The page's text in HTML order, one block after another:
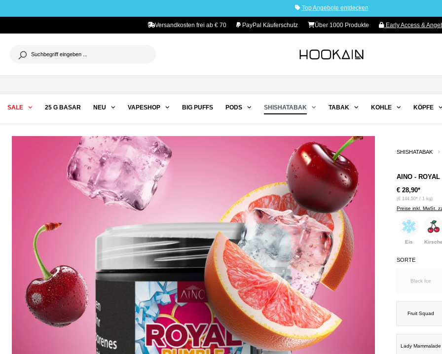
Top Angebote entdecken
Versandkosten frei ab € 70 PayPal Käuferschutz Über 1000 Produkte Early Access &
SALE 25 G BASAR NEU VAPESHOP BIG PUFFS PODS SHISHATABAK TABAK KOHLE KÖPFE
SHISHATABAK
AINO -
€ 28,90*
(€ 144,50* / 1 kg)
Preise inkl. MwSt.
Eis
SORTE
Black Ice
Fruit Squad
Lady Mammalade